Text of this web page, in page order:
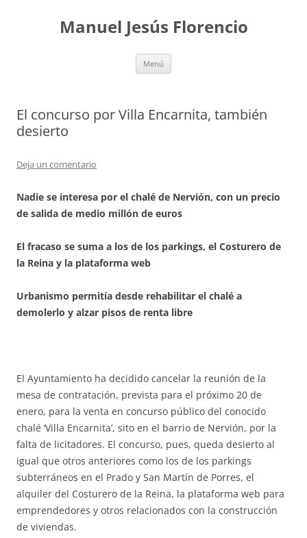
contenidoManuel Jesús Florencio
Menú
El concurso por Villa Encarnita, también
desierto
Deja un comentario
Nadie se interesa por el chalé de Nervión, con un precio
de salida de medio millón de euros
El fracaso se suma a los de los parkings, el Costurero de
la Reina y la plataforma web
Urbanismo permitía desde rehabilitar el chalé a
demolerlo y alzar pisos de renta libre
El Ayuntamiento ha decidido cancelar la reunión de la
mesa de contratación, prevista para el próximo 20 de
enero, para la venta en concurso público del conocido
chalé ‘Villa Encarnita’, sito en el barrio de Nervión, por la
falta de licitadores. El concurso, pues, queda desierto al
igual que otros anteriores como los de los parkings
subterráneos en el Prado y San Martín de Porres, el
alquiler del Costurero de la Reina, la plataforma web para
emprendedores y otros relacionados con la construcción
de viviendas.